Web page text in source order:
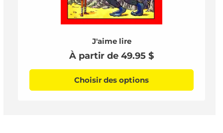
J'aime lire
Prix
habituel
À partir de 49.95 $
Choisir des options